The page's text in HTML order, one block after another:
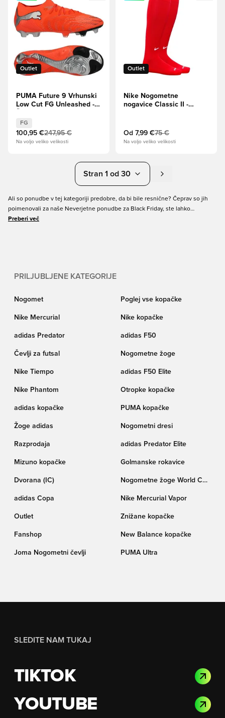
Outlet
PUMA Future 9 Vrhunski
Low Cut FG Unleashed -
White/PUMA Black/Puma
srebrna
FG
100,95 €247,95 €
Na voljo veliko velikosti
Outlet
Nike Nogometne
nogavice Classic II -
Od 7,99 €75 €
Na voljo veliko velikosti
Stran 1 od 30
Ali so ponudbe v tej kategoriji predobre, da bi bile resnične? Čeprav so jih
poimenovali za naše Neverjetne ponudbe za Black Friday, ste lahko
prepričani, da so zelo resnične in našli boste prave popuste na vse, od
Preberi več
PRILJUBLJENE KATEGORIJE
Nogomet Poglej vse kopačke
Nike Mercurial Nike kopačke
adidas Predator adidas F50
Čevlji za futsal Nogometne žoge
Nike Tiempo adidas F50 Elite
Nike Phantom Otropke kopačke
adidas kopačke PUMA kopačke
Žoge adidas Nogometni dresi
Razprodaja adidas Predator Elite
Mizuno kopačke Golmanske rokavice
Dvorana (IC)
Nogometne žoge World Cup
adidas Copa
Nike Mercurial Vapor
Outlet Znižane kopačke
Fanshop New Balance kopačke
Joma Nogometni čevlji PUMA Ultra
SLEDITE NAM TUKAJ
TIKTOK
YOUTUBE